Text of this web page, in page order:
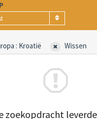
: Kroatië Wissen
zoekopdracht